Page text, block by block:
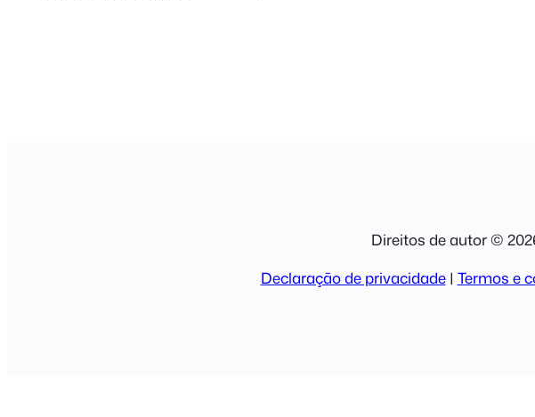
Direitos de autor ©
Declaração de privacidade| Termos e